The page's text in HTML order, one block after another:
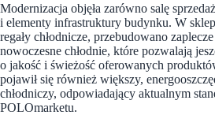
Modernizacja objęła zarówno salę
i elementy infrastruktury budynku. W
regały chłodnicze, przebudowano
nowoczesne chłodnie, które pozwalają
o jakość i świeżość oferowanych
pojawił się również większy,
chłodniczy, odpowiadający aktualnym
POLOmarketu.